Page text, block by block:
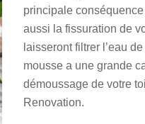
principale
aussi la fissuration de
laisseront filtrer l’eau
mousse a une grande
démoussage de votre
Renovation.